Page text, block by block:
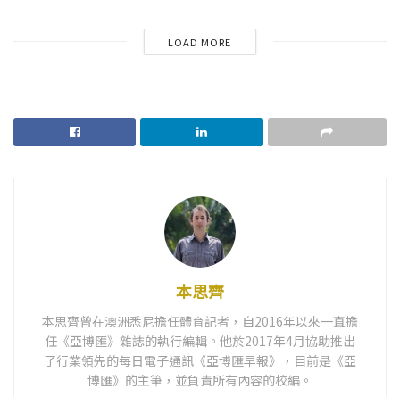
LOAD MORE
本思齊
本思齊曾在澳洲悉尼擔任體育記者，自2016年以來一直擔
任《亞博匯》雜誌的執行編輯。他於2017年4月協助推出
了行業領先的每日電子通訊《亞博匯早報》，目前是《亞
博匯》的主筆，並負責所有內容的校編。